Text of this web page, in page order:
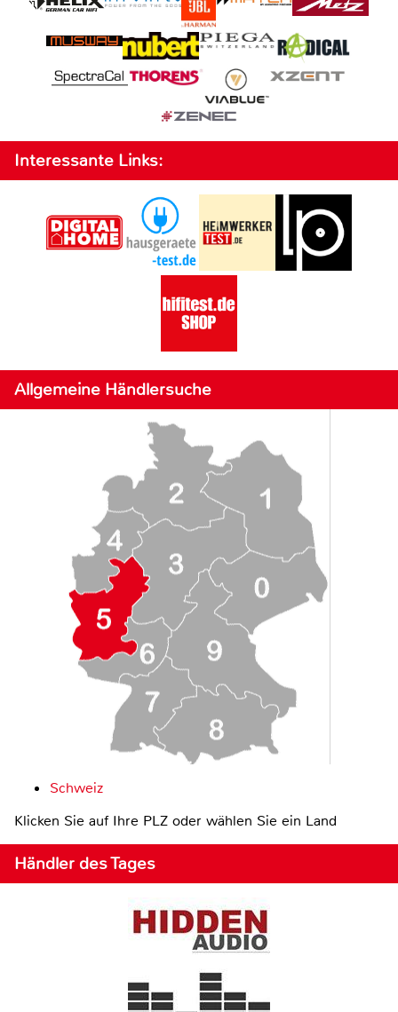
Interessante Links:
Allgemeine Händlersuche
Schweiz
Klicken Sie auf Ihre PLZ oder wählen Sie ein Land
Händler des Tages